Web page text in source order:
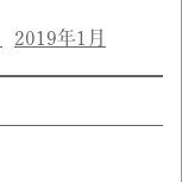
2019年1月